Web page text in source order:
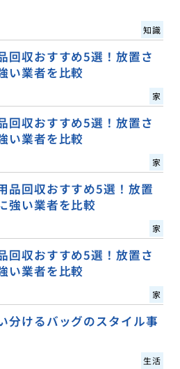
知識
回収おすすめ5選！放置さ
い業者を比較
家
回収おすすめ5選！放置さ
い業者を比較
家
品回収おすすめ5選！放置
強い業者を比較
家
回収おすすめ5選！放置さ
い業者を比較
家
分けるバッグのスタイル事
生活